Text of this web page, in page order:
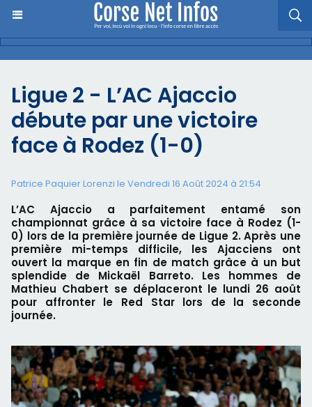
Ligue 2 - L’AC Ajaccio
débute par une victoire
face à Rodez (1-0)
Patrice Paquier Lorenzi le Vendredi 16 Août 2024 à 21:54
L’AC Ajaccio a parfaitement entamé son
championnat grâce à sa victoire face à Rodez (1-
0) lors de la première journée de Ligue 2. Après une
première mi-temps difficile, les Ajacciens ont
ouvert la marque en fin de match grâce à un but
splendide de Mickaël Barreto. Les hommes de
Mathieu Chabert se déplaceront le lundi 26 août
pour affronter le Red Star lors de la seconde
journée.